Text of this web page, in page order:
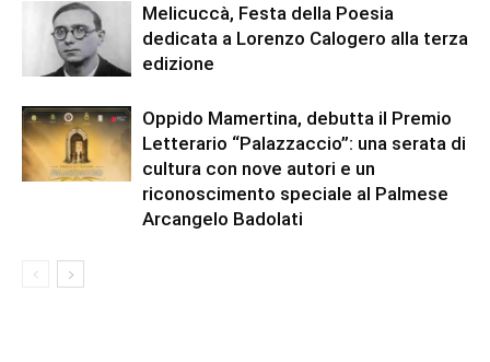
Melicuccà, Festa della Poesia
dedicata a Lorenzo Calogero alla terza
edizione
Oppido Mamertina, debutta il Premio
Letterario “Palazzaccio”: una serata di
cultura con nove autori e un
riconoscimento speciale al Palmese
Arcangelo Badolati